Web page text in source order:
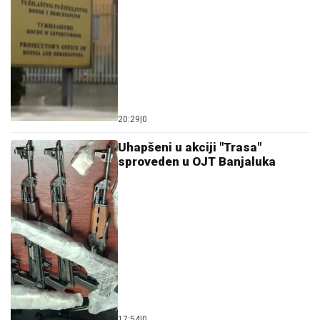
20:29 0
Uhapšeni u akciji "Trasa"
sproveden u OJT Banjaluka